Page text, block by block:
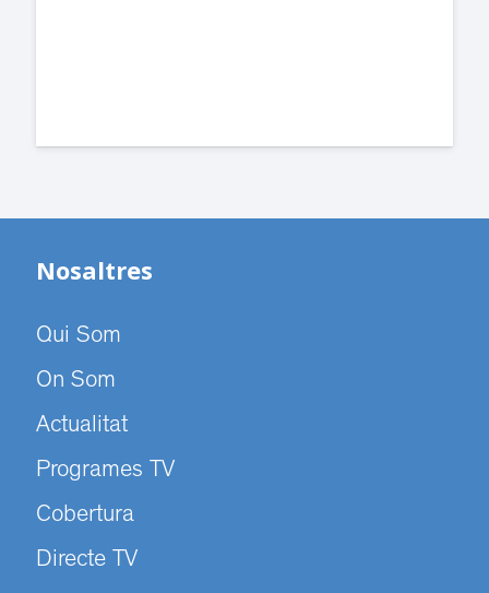
Nosaltres
Qui Som
On Som
Actualitat
Programes TV
Cobertura
Directe TV